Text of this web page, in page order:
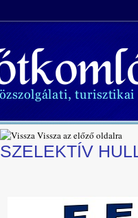
Vissza az előző oldalra
SZELEKTÍV